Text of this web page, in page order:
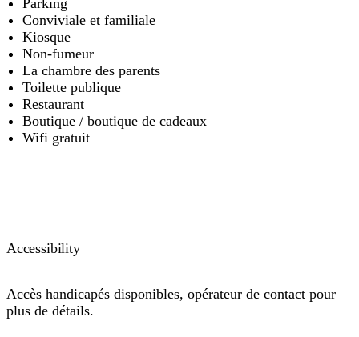
Parking
Conviviale et familiale
Kiosque
Non-fumeur
La chambre des parents
Toilette publique
Restaurant
Boutique / boutique de cadeaux
Wifi gratuit
Accessibility
Accès handicapés disponibles, opérateur de contact pour
plus de détails.